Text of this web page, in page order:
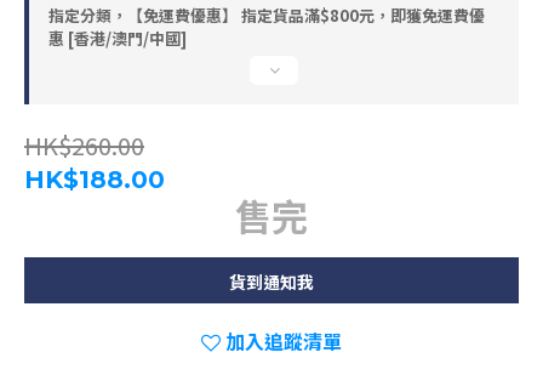
指定分類，【免運費優惠】 指定貨品滿$800元，即獲免運費優
惠 [香港/澳門/中國]
HK$260.00
HK$188.00
售完
貨到通知我
加入追蹤清單